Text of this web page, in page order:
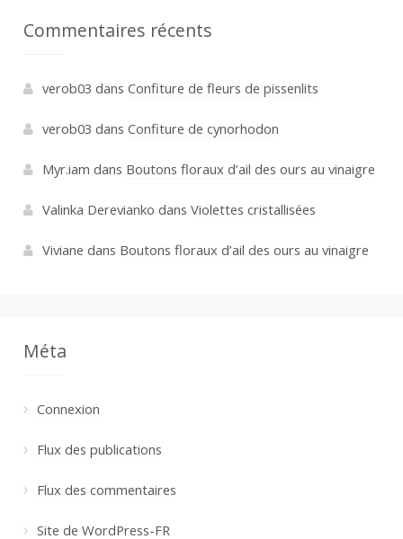
Commentaires récents
verob03 dans Confiture de fleurs de pissenlits
verob03 dans Confiture de cynorhodon
Myr.iam dans Boutons floraux d’ail des ours au vinaigre
Valinka Derevianko dans Violettes cristallisées
Viviane dans Boutons floraux d’ail des ours au vinaigre
Méta
Connexion
Flux des publications
Flux des commentaires
Site de WordPress-FR